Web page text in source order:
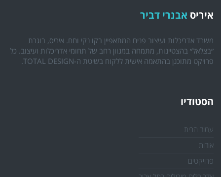
איריס אבנרי דביר
משרד אדריכלות ועיצוב פנים המתאפיין בקו נקי וחם. איריס, בוגרת
״בצלאל״ בהצטיינות, מתמחה במגוון רחב של תחומי אדריכלות ועיצוב. כל
פרויקט מתוכנן בהתאמה אישית ללקוח בשיטת ה-TOTAL DESIGN.
הסטודיו
עמוד הבית
אודות
פרויקטים